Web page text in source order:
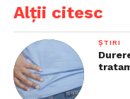
Alții citesc
ȘTIRI